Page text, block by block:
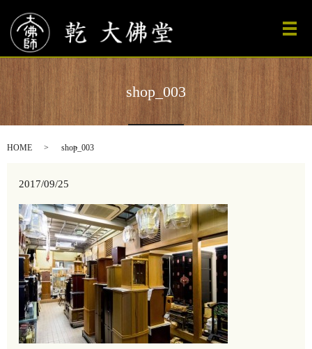
メ
shop_003
HOME shop_003
2017/09/25